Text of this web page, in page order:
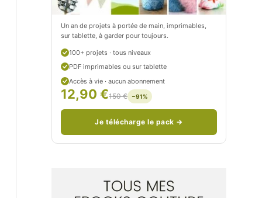
i
t
r
n
/
c
i
t
o
n
c
o
Un an de projets à portée de main, imprimables,
sur tablette, à garder pour toujours.
100+ projets · tous niveaux
PDF imprimables ou sur tablette
Accès à vie · aucun abonnement
12,90 €150 € −91%
Je télécharge le pack →